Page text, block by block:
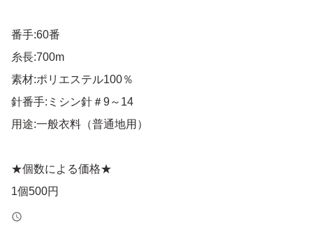
番手:60番
糸長:700m
素材:ポリエステル100％
針番手:ミシン針＃9～14
用途:一般衣料（普通地用）
★個数による価格★
1個500円
2個750円